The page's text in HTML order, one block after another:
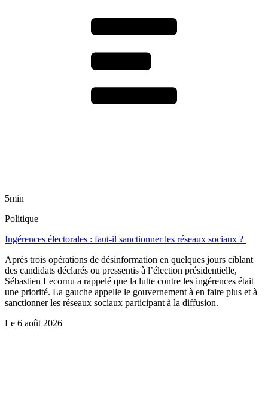
5min
Politique
Ingérences électorales : faut-il sanctionner les réseaux sociaux ?
Après trois opérations de désinformation en quelques jours ciblant
des candidats déclarés ou pressentis à l’élection présidentielle,
Sébastien Lecornu a rappelé que la lutte contre les ingérences était
une priorité. La gauche appelle le gouvernement à en faire plus et à
sanctionner les réseaux sociaux participant à la diffusion.
Le 6 août 2026